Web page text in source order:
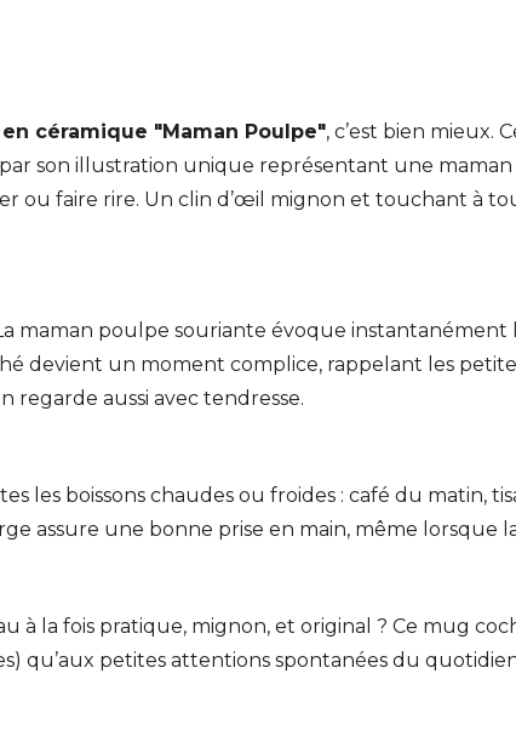
céramique "Maman Poulpe", c’est bien mieux.
son illustration unique représentant une
ou faire rire. Un clin d’œil mignon et touchant à
maman poulpe souriante évoque
devient un moment complice, rappelant les
regarde aussi avec tendresse.
les boissons chaudes ou froides : café du matin,
assure une bonne prise en main, même lorsque
à la fois pratique, mignon, et original ? Ce mug
qu’aux petites attentions spontanées du